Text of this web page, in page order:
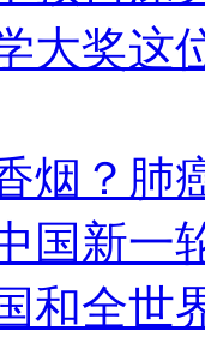
大奖这
烟？肺
国新一
和全世